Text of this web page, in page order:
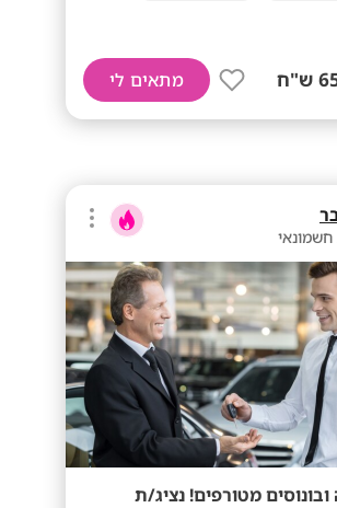
מתאים לי
מטורפים! נציג/ת